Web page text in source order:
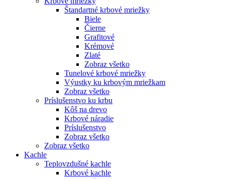
Štandartné krbové mriežky
Biele
Čierne
Grafitové
Krémové
Zlaté
Zobraz všetko
Tunelové krbové mriežky
Výustky ku krbovým mriežkam
Zobraz všetko
Príslušenstvo ku krbu
Kôš na drevo
Krbové náradie
Príslušenstvo
Zobraz všetko
Zobraz všetko
Kachle
Teplovzdušné kachle
Krbové kachle